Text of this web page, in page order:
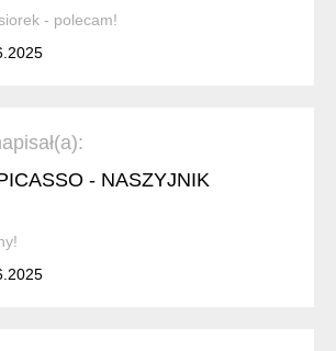
- polecam!
- NASZYJNIK